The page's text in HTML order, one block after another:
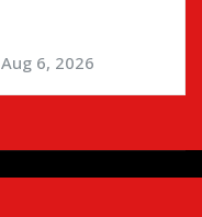
Aug 6, 2026